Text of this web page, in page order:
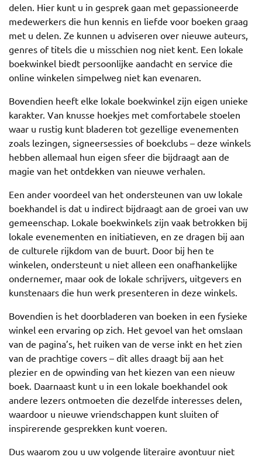
delen. Hier kunt u in gesprek gaan met gepassioneerde
medewerkers die hun kennis en liefde voor boeken graag
met u delen. Ze kunnen u adviseren over nieuwe auteurs,
genres of titels die u misschien nog niet kent. Een lokale
boekwinkel biedt persoonlijke aandacht en service die
online winkelen simpelweg niet kan evenaren.
Bovendien heeft elke lokale boekwinkel zijn eigen unieke
karakter. Van knusse hoekjes met comfortabele stoelen
waar u rustig kunt bladeren tot gezellige evenementen
zoals lezingen, signeersessies of boekclubs – deze winkels
hebben allemaal hun eigen sfeer die bijdraagt aan de
magie van het ontdekken van nieuwe verhalen.
Een ander voordeel van het ondersteunen van uw lokale
boekhandel is dat u indirect bijdraagt aan de groei van uw
gemeenschap. Lokale boekwinkels zijn vaak betrokken bij
lokale evenementen en initiatieven, en ze dragen bij aan
de culturele rijkdom van de buurt. Door bij hen te
winkelen, ondersteunt u niet alleen een onafhankelijke
ondernemer, maar ook de lokale schrijvers, uitgevers en
kunstenaars die hun werk presenteren in deze winkels.
Bovendien is het doorbladeren van boeken in een fysieke
winkel een ervaring op zich. Het gevoel van het omslaan
van de pagina’s, het ruiken van de verse inkt en het zien
van de prachtige covers – dit alles draagt ​​bij aan het
plezier en de opwinding van het kiezen van een nieuw
boek. Daarnaast kunt u in een lokale boekhandel ook
andere lezers ontmoeten die dezelfde interesses delen,
waardoor u nieuwe vriendschappen kunt sluiten of
inspirerende gesprekken kunt voeren.
Dus waarom zou u uw volgende literaire avontuur niet